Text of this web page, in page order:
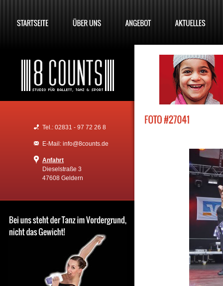
Tel.: 02831 - 97 72 26 8
E-Mail: info@8counts.de
Anfahrt
Dieselstraße 3
47608 Geldern